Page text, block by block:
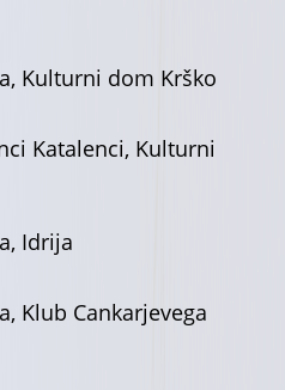
Kulturni dom Krško
Katalenci, Kulturni
Idrija
Klub Cankarjevega